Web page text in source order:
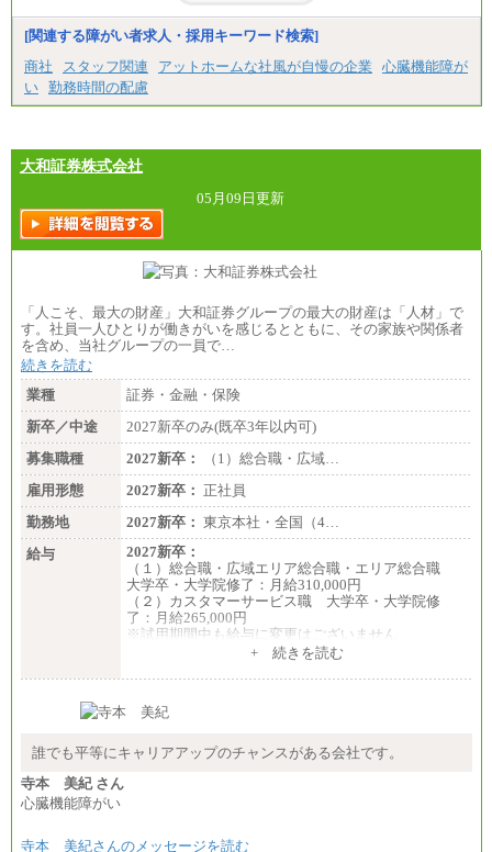
[関連する障がい者求人・採用キーワード検索]
商社
スタッフ関連 アットホームな社風が自慢の企業
心臓機能障が
い 勤務時間の配慮
大和証券株式会社
05月09日更新
「人こそ、最大の財産」大和証券グループの最大の財産は「人材」で
す。社員一人ひとりが働きがいを感じるとともに、その家族や関係者
を含め、当社グループの一員で…
続きを読む
業種
証券・金融・保険
新卒／中途
2027新卒のみ(既卒3年以内可)
募集職種
2027新卒：
（1）総合職・広域…
雇用形態
2027新卒： 正社員
勤務地
2027新卒： 東京本社・全国（4…
給与
2027新卒：
（１）総合職・広域エリア総合職・エリア総合職
大学卒・大学院修了：月給310,000円
（２）カスタマーサービス職 大学卒・大学院修
了：月給265,000円
※試用期間中も給与に変更はございません
+ 続きを読む
誰でも平等にキャリアアップのチャンスがある会社です。
寺本 美紀 さん
心臓機能障がい
寺本 美紀さんのメッセージを読む